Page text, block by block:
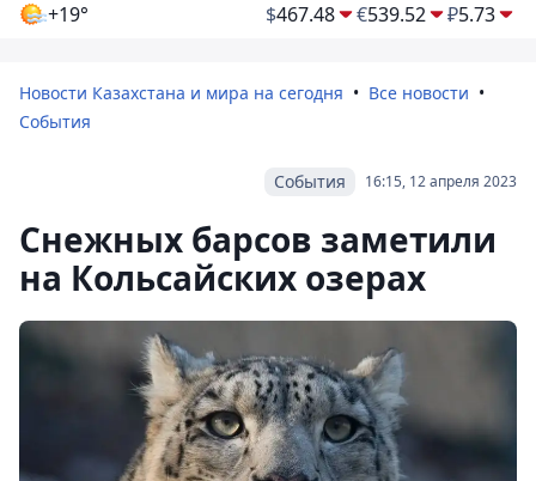
+19° $467.48 €539.52 ₽5.73
Новости Казахстана и мира на сегодня
Все новости
События
16:15, 12 апреля 2023
События
Cнежных барсов заметили
на Кольсайских озерах